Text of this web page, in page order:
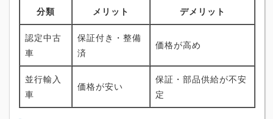
分類 メリット デメリット
認定中古
車
保証付き・整備
済
価格が高め
並行輸入
車
価格が安い
保証・部品供給が不安
定